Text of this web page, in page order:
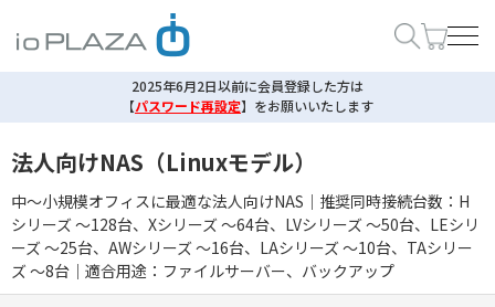
2025年6月2日以前に会員登録した方は
【パスワード再設定】 をお願いいたします
法人向けNAS（Linuxモデル）
中～小規模オフィスに最適な法人向けNAS｜推奨同時接続台数：H
シリーズ ～128台、Xシリーズ ～64台、LVシリーズ ～50台、LEシリ
ーズ ～25台、AWシリーズ ～16台、LAシリーズ ～10台、TAシリー
ズ ～8台｜適合用途：ファイルサーバー、バックアップ